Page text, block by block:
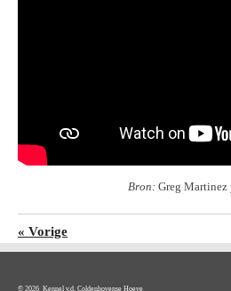
Bron: Greg Martinez
« Vorige
© 2026 Kennel v.d. Coldenhovense Hoeve